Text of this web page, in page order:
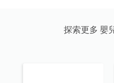
探索更多 嬰